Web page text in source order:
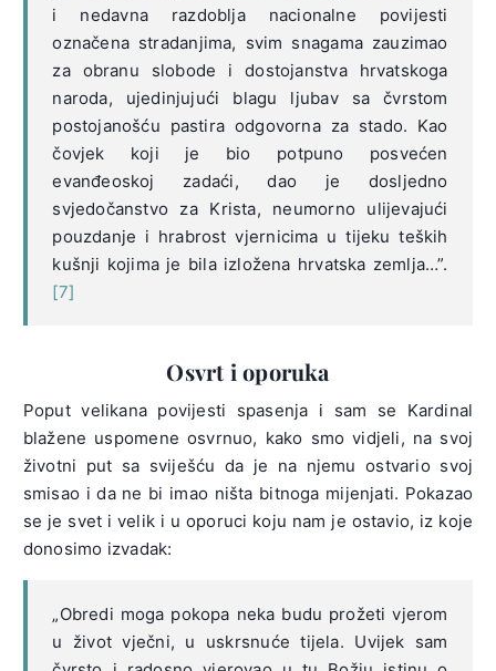
i nedavna razdoblja nacionalne povijesti
označena stradanjima, svim snagama zauzimao
za obranu slobode i dostojanstva hrvatskoga
naroda, ujedinjujući blagu ljubav sa čvrstom
postojanošću pastira odgovorna za stado. Kao
čovjek koji je bio potpuno posvećen
evanđeoskoj zadaći, dao je dosljedno
svjedočanstvo za Krista, neumorno ulijevajući
pouzdanje i hrabrost vjernicima u tijeku teških
kušnji kojima je bila izložena hrvatska zemlja…”.
[7]
Osvrt i oporuka
Poput velikana povijesti spasenja i sam se Kardinal
blažene uspomene osvrnuo, kako smo vidjeli, na svoj
životni put sa sviješću da je na njemu ostvario svoj
smisao i da ne bi imao ništa bitnoga mijenjati. Pokazao
se je svet i velik i u oporuci koju nam je ostavio, iz koje
donosimo izvadak:
„Obredi moga pokopa neka budu prožeti vjerom
u život vječni, u uskrsnuće tijela. Uvijek sam